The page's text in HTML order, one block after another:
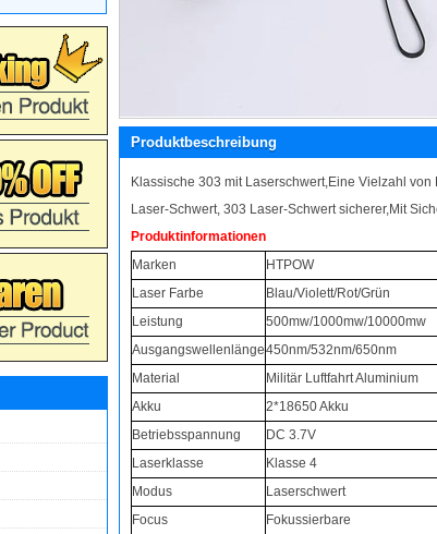
Produktbeschreibung
Klassische 303 mit Laserschwert,Eine Vielzahl
Laser-Schwert, 303 Laser-Schwert sicherer,Mit
Produktinformationen
Marken
HTPOW
Laser Farbe
Blau/Violett/Rot/Grün
Leistung
500mw/1000mw/10000mw
Ausgangswellenlänge450nm/532nm/650nm
Material
Militär Luftfahrt Aluminium
Akku
2*18650 Akku
Betriebsspannung
DC 3.7V
Laserklasse
Klasse 4
Modus
Laserschwert
Focus
Fokussierbare